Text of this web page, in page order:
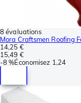
8 évaluations
Mora Craftsmen Roofing
14,25 €
15,49 €
-8 %Économisez 1,24